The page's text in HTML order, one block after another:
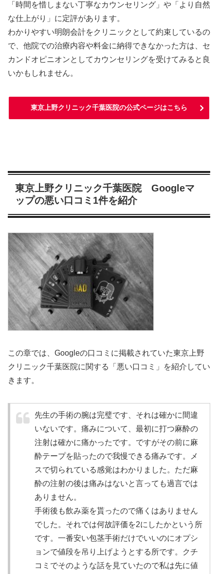
「時間を惜しまない丁寧なカウンセリング」や「より自然
な仕上がり」に定評があります。
わかりやすい明朗会計をクリニックとして約束しているの
で、他院での治療内容や料金に納得できなかった方は、セ
カンドオピニオンとしてカウンセリングを受けてみると良
いかもしれません。
東京上野クリニック千葉医院の公式ページはこちら
東京上野クリニック千葉医院 Googleマ
ップの悪い口コミ1件を紹介
この章では、Googleの口コミに掲載されていた東京上野
クリニック千葉医院に関する「悪い口コミ」を紹介してい
きます。
先生の手術の腕は完璧です、それは確かに間違
いないです。痛みについて、最初に打つ麻酔の
注射は確かに痛かったです。ですがその前に麻
酔テープを貼ったので我慢できる痛みです。メ
スで切られている感覚はわかりました。ただ麻
酔の注射の後は痛みはないと言っても過言では
ありません。
手術後も飲み薬を貰ったので痛くはありません
でした。それでは何故評価を2にしたかという所
です。一番安い包茎手術だけでいいのにオプシ
ョンで値段を吊り上げようとする所です。クチ
コミでそのような話を見ていたので私は先に値